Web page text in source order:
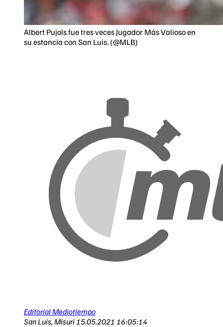
Albert Pujols fue tres veces Jugador Más Valioso en
su estancia con San Luis. (@MLB)
Editorial Mediotiempo
San Luis, Misuri 15.05.2021 16:05:14